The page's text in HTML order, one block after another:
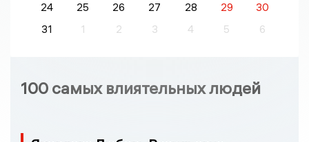
24
25 26 27 28 29
30
31
1 2 3 4 5 6
100 самых влиятельных людей